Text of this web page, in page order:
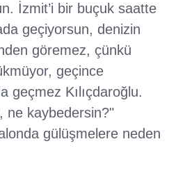
İzmit’i bir buçuk saatte
geçiyorsun, denizin
göremez, çünkü
geçince
geçmez Kılıçdaroğlu.
ne kaybedersin?"
gülüşmelere neden